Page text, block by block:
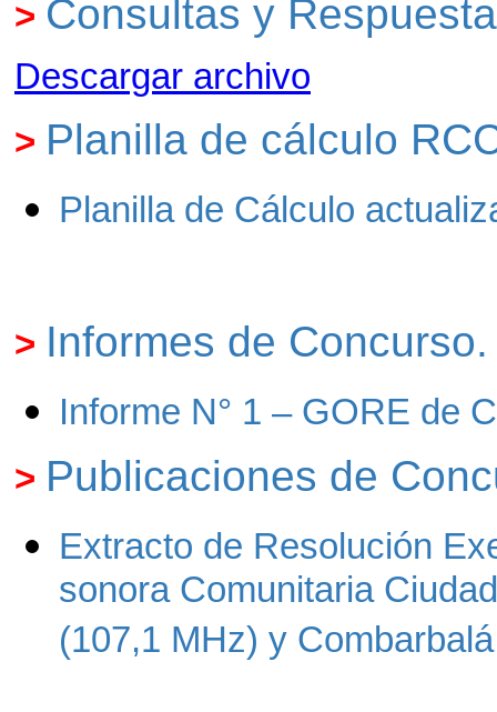
> Consultas y
Descargar archivo
> Planilla de cálculo
Planilla de Cálculo
> Informes de Concurso.
Informe N° 1 – GORE de
> Publicaciones de
Extracto de Resolución
sonora Comunitaria
(107,1 MHz) y